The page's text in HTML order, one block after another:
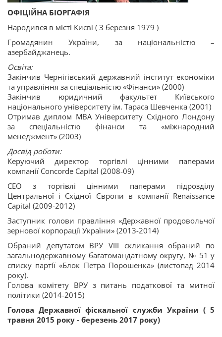
ОФІЦІЙНА БІОРГАФІЯ
Народився в місті Києві ( 3 березня 1979 )
Громадянин України, за національністю –
азербайджанець.
Освіта:
Закінчив Чернігівський державний інститут економіки
та управління за спеціальністю «Фінанси» (2000)
Закінчив юридичний факультет Київського
національного університету ім. Тараса Шевченка (2001)
Отримав диплом МВА Університету Східного Лондону
за спеціальністю фінанси та «міжнародний
менеджмент» (2003)
Досвід роботи:
Керуючий директор торгівлі цінними паперами
компанії Concorde Capital (2008-09)
СЕО з торгівлі цінними паперами підрозділу
Центральної і Східної Європи в компанії Renaissance
Capital (2009-2012)
Заступник голови правління «Державної продовольчої
зернової корпорації України» (2013-2014)
Обраний депутатом ВРУ VIII скликання обраний по
загальнодержавному багатомандатному округу, № 51 у
списку партії «Блок Петра Порошенка» (листопад 2014
року).
Голова комітету ВРУ з питань податкової та митної
політики (2014-2015)
Голова Державної фіскальної служби України ( 5
травня 2015 року - березень 2017 року)